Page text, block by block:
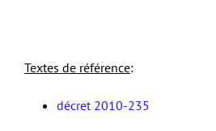
Textes de référence:
décret 2010-235